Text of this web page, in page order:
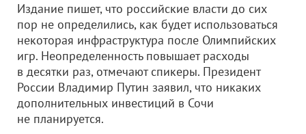
Издание пишет, что российские власти до сих
пор не определились, как будет использоваться
некоторая инфраструктура после Олимпийских
игр. Неопределенность повышает расходы
в десятки раз, отмечают спикеры. Президент
России Владимир Путин заявил, что никаких
дополнительных инвестиций в Сочи
не планируется.